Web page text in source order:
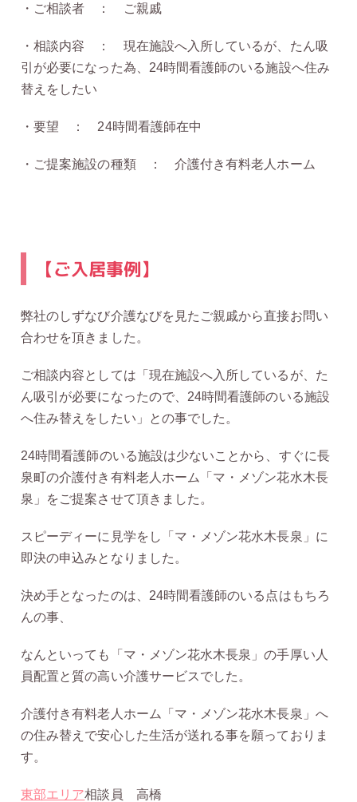
・ご相談者 ： ご親戚
・相談内容 ： 現在施設へ入所しているが、たん吸
引が必要になった為、24時間看護師のいる施設へ住み
替えをしたい
・要望 ： 24時間看護師在中
・ご提案施設の種類 ： 介護付き有料老人ホーム
【ご入居事例】
弊社のしずなび介護なびを見たご親戚から直接お問い
合わせを頂きました。
ご相談内容としては「現在施設へ入所しているが、た
ん吸引が必要になったので、24時間看護師のいる施設
へ住み替えをしたい」との事でした。
24時間看護師のいる施設は少ないことから、すぐに長
泉町の介護付き有料老人ホーム「マ・メゾン花水木長
泉」をご提案させて頂きました。
スピーディーに見学をし「マ・メゾン花水木長泉」に
即決の申込みとなりました。
決め手となったのは、24時間看護師のいる点はもちろ
んの事、
なんといっても「マ・メゾン花水木長泉」の手厚い人
員配置と質の高い介護サービスでした。
介護付き有料老人ホーム「マ・メゾン花水木長泉」へ
の住み替えで安心した生活が送れる事を願っておりま
す。
東部エリア相談員 高橋